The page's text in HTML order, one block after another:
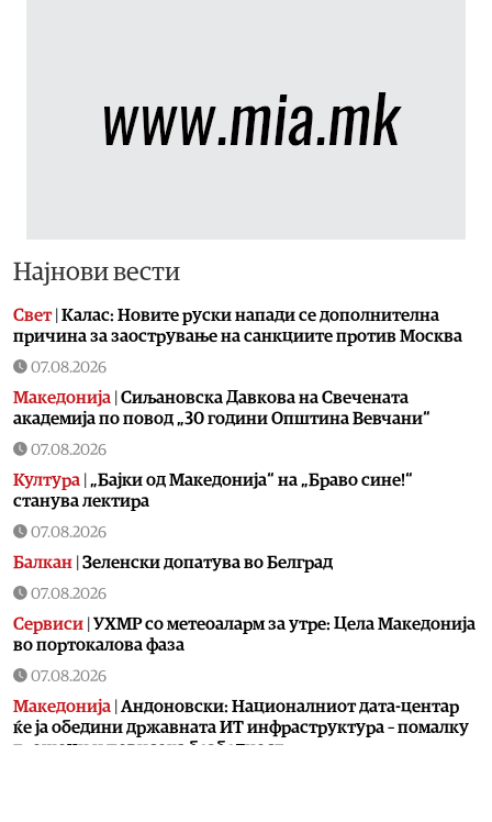
Најнови вести
Свет| Калас: Новите руски напади се дополнителна
причина за заострување на санкциите против Москва
07.08.2026
Македонија Сиљановска Давкова на Свечената
академија по повод „30 години Општина Вевчани“
07.08.2026
Култура „Бајки од Македонија“ на „Браво сине!“
станува лектира
07.08.2026
Балкан Зеленски допатува во Белград
07.08.2026
Сервиси УХМР со метеоаларм за утре: Цела Македонија
во портокалова фаза
07.08.2026
Македонија Андоновски: Националниот дата-центар
ќе ја обедини државната ИТ инфраструктура – помалку
трошоци и повисока безбедност